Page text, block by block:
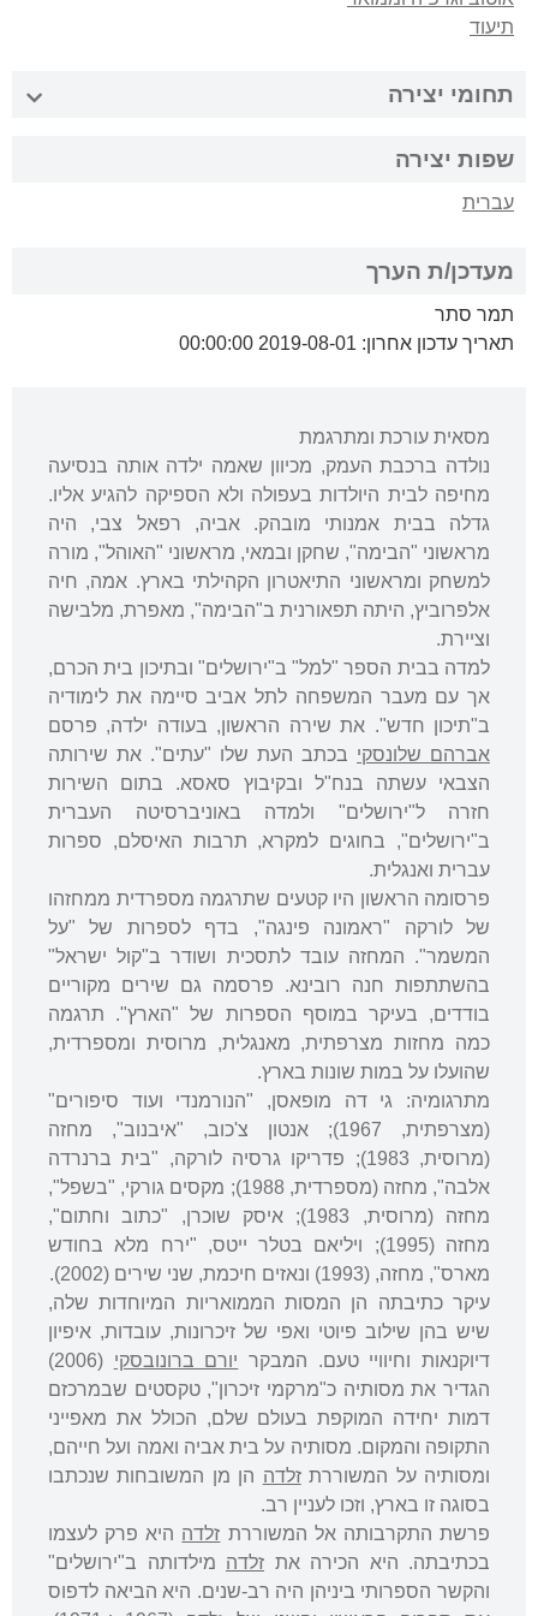
תיעוד
תחומי יצירה
שפות יצירה
עברית
מעדכן/ת הערך
תמר סתר
תאריך עדכון אחרון: 2019-08-01 00:00:00
מסאית עורכת ומתרגמת
נולדה ברכבת העמק, מכיוון שאמה ילדה אותה בנסיעה
מחיפה לבית היולדות בעפולה ולא הספיקה להגיע אליו.
גדלה בבית אמנותי מובהק. אביה, רפאל צבי, היה
מראשוני "הבימה", שחקן ובמאי, מראשוני "האוהל", מורה
למשחק ומראשוני התיאטרון הקהילתי בארץ. אמה, חיה
אלפרוביץ, היתה תפאורנית ב"הבימה", מאפרת, מלבישה
וציירת.
למדה בבית הספר "למל" ב"ירושלים" ובתיכון בית הכרם,
אך עם מעבר המשפחה לתל אביב סיימה את לימודיה
ב"תיכון חדש". את שירה הראשון, בעודה ילדה, פרסם
אברהם שלונסקי בכתב העת שלו "עתים". את שירותה
הצבאי עשתה בנח"ל ובקיבוץ סאסא. בתום השירות
חזרה ל"ירושלים" ולמדה באוניברסיטה העברית
ב"ירושלים", בחוגים למקרא, תרבות האיסלם, ספרות
עברית ואנגלית.
פרסומה הראשון היו קטעים שתרגמה מספרדית ממחזהו
של לורקה "ראמונה פינגה", בדף לספרות של "על
המשמר". המחזה עובד לתסכית ושודר ב"קול ישראל"
בהשתתפות חנה רובינא. פרסמה גם שירים מקוריים
בודדים, בעיקר במוסף הספרות של "הארץ". תרגמה
כמה מחזות מצרפתית, מאנגלית, מרוסית ומספרדית,
שהועלו על במות שונות בארץ.
מתרגומיה: גי דה מופאסן, "הנורמנדי ועוד סיפורים"
(מצרפתית, 1967); אנטון צ'כוב, "איבנוב", מחזה
(מרוסית, 1983); פדריקו גרסיה לורקה, "בית ברנרדה
אלבה", מחזה (מספרדית, 1988); מקסים גורקי, "בשפל",
מחזה (מרוסית, 1983); איסק שוכרן, "כתוב וחתום",
מחזה (1995); ויליאם בטלר ייטס, "ירח מלא בחודש
מארס", מחזה, (1993) ונאזים חיכמת, שני שירים (2002).‬
עיקר כתיבתה הן המסות הממואריות המיוחדות שלה,
שיש בהן שילוב פיוטי ואפי של זיכרונות, עובדות, איפיון
דיוקנאות וחיוויי טעם. המבקר יורם ברונובסקי
(2006)
הגדיר את מסותיה כ"מרקמי זיכרון", טקסטים שבמרכזם
דמות יחידה המוקפת בעולם שלם, הכולל את מאפייני
התקופה והמקום. מסותיה על בית אביה ואמה ועל חייהם,
ומסותיה על המשוררתזלדה הן מן המשובחות שנכתבו
בסוגה זו בארץ, וזכו לעניין רב.
פרשת התקרבותה אל המשוררת זלדה היא פרק לעצמו
בכתיבתה. היא הכירה את זלדה מילדותה ב"ירושלים"
והקשר הספרותי ביניהן היה רב-שנים. היא הביאה לדפוס